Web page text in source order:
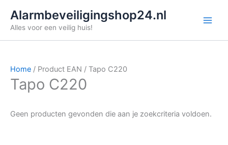
naar
inhoud
Alarmbeveiligingshop24.nl
Alles voor een veilig huis!
Home / Product EAN / Tapo C220
Tapo C220
Geen producten gevonden die aan je zoekcriteria voldoen.